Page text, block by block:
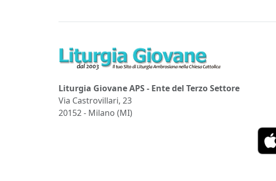
Liturgia Giovane APS - Ente del Terzo Settore
Via Castrovillari, 23
20152 - Milano (MI)